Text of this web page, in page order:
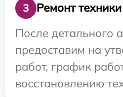
3
Ремонт техники
После детального
предоставим на
работ, график
восстановлению